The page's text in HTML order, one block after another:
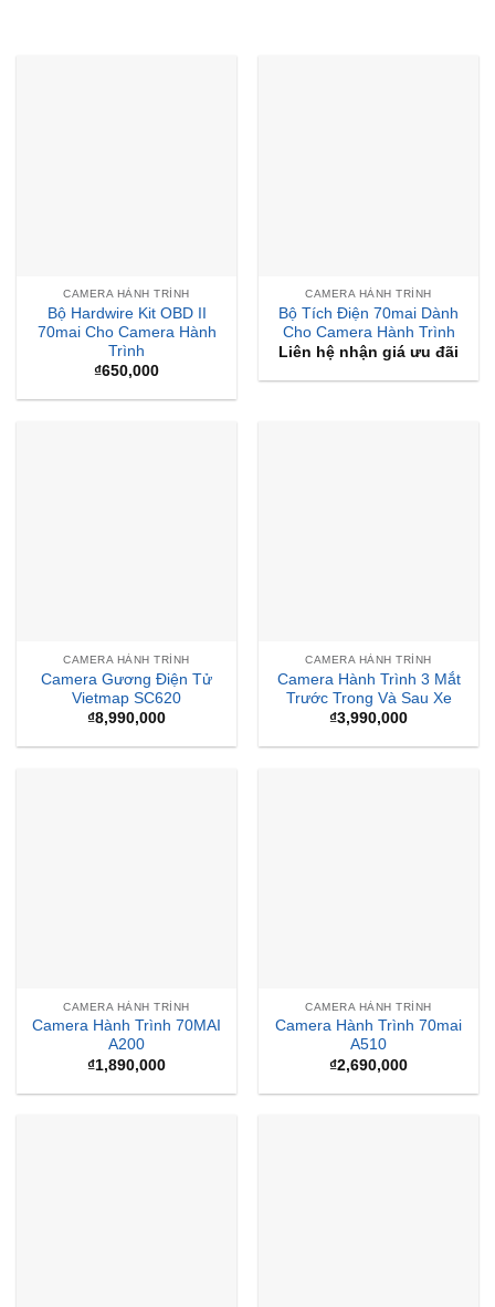
CAMERA HÀNH TRÌNH
Bộ Hardwire Kit OBD II
70mai Cho Camera Hành
Trình
₫650,000
CAMERA HÀNH TRÌNH
Bộ Tích Điện 70mai Dành
Cho Camera Hành Trình
Liên hệ nhận giá ưu đãi
CAMERA HÀNH TRÌNH
Camera Gương Điện Tử
Vietmap SC620
₫8,990,000
CAMERA HÀNH TRÌNH
Camera Hành Trình 3 Mắt
Trước Trong Và Sau Xe
₫3,990,000
CAMERA HÀNH TRÌNH
Camera Hành Trình 70MAI
A200
₫1,890,000
CAMERA HÀNH TRÌNH
Camera Hành Trình 70mai
A510
₫2,690,000